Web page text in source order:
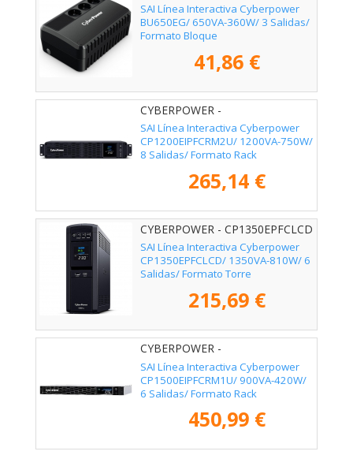
SAI Línea Interactiva Cyberpower
BU650EG/ 650VA-360W/ 3 Salidas/
Formato Bloque
41,86 €
CYBERPOWER -
CP1200EIPFCRM2U
SAI Línea Interactiva Cyberpower
CP1200EIPFCRM2U/ 1200VA-750W/
8 Salidas/ Formato Rack
265,14 €
CYBERPOWER - CP1350EPFCLCD
SAI Línea Interactiva Cyberpower
CP1350EPFCLCD/ 1350VA-810W/ 6
Salidas/ Formato Torre
215,69 €
CYBERPOWER -
CP1500EIPFCRM1U
SAI Línea Interactiva Cyberpower
CP1500EIPFCRM1U/ 900VA-420W/
6 Salidas/ Formato Rack
450,99 €